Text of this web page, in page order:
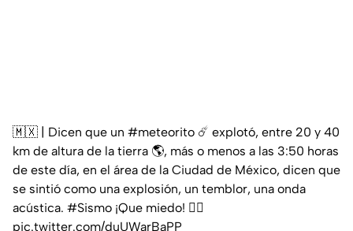
🇲🇽 | Dicen que un #meteorito ☄️ explotó, entre 20 y 40
km de altura de la tierra 🌎, más o menos a las 3:50 horas
de este día, en el área de la Ciudad de México, dicen que
se sintió como una explosión, un temblor, una onda
acústica. #Sismo ¡Que miedo! 😵‍💫
pic.twitter.com/duUWarBaPP